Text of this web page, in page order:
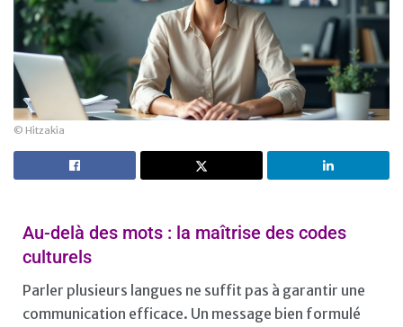
© Hitzakia
Au-delà des mots : la maîtrise des codes
culturels
Parler plusieurs langues ne suffit pas à garantir une
communication efficace. Un message bien formulé